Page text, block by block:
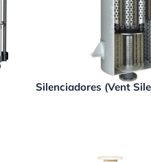
Silenciadores (Vent